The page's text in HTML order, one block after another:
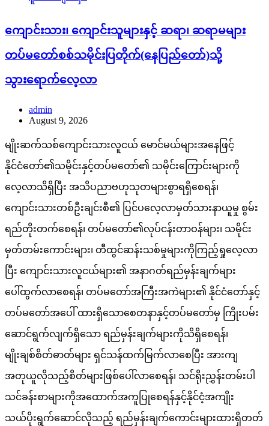
ကျောင်းသား၊ ကျောင်းသူများနှင့် ဆရာ၊ ဆရာမများ
တပ်မတော်စစ်သမိုင်းပြတိုက်(နေပြည်တော်)သို့
သွားရောက်လေ့လာ
admin
August 9, 2026
မျိုးဆက်သစ်ကျောင်းသားလူငယ် မောင်မယ်များအနေဖြင့်
နိုင်ငံတော်၏သမိုင်းနှင့်တပ်မတော်၏ သမိုင်းကြောင်းများကို
လေ့လာသိရှိပြီး အသိပညာဗဟုသုတများစွာရရှိစေရန်၊
ကျောင်းသားတစ်ဦးချင်းစီ၏ ပြင်ပလေ့လာမှတ်သားနာယူမှု စွမ်း
ရည်တိုးတက်စေရန်၊ တပ်မတော်၏လုပ်ငန်းတာဝန်များ၊ သမိုင်း
မှတ်တမ်းကောင်းများ၊ တီထွင်ဆန်းသစ်မှုများကိုကြည့်ရှုလေ့လာ
ပြီး ကျောင်းသားလူငယ်များ၏ အနာဂတ်ရည်မှန်းချက်များ
ပေါ်ထွက်လာစေရန်၊ တပ်မတော်အကြီးအကဲများ၏ နိုင်ငံတော်နှင့်
တပ်မတော်အပေါ် ထားရှိသောစေတနာနှင့်တပ်မတော်မှ ကြိုးပမ်း
ဆောင်ရွက်လျက်ရှိသော ရည်မှန်းချက်များကိုသိရှိစေရန်၊
မျိုးချစ်စိတ်ဓာတ်များ ရှင်သန်ထက်မြက်လာစေပြီး အားကျ
အတုယူလိုသည့်စိတ်များဖြစ်ပေါ်လာစေရန်၊ သင်ရိုးညွှန်းတမ်းပါ
သင်ခန်းစာများကိုအထောက်အကူပြုစေရန်နှင့်နိုင်ငံ့အကျိုး
သယ်ပိုးရွက်ဆောင်လိုသည့် ရည်မှန်းချက်ကောင်းများထားရှိတတ်